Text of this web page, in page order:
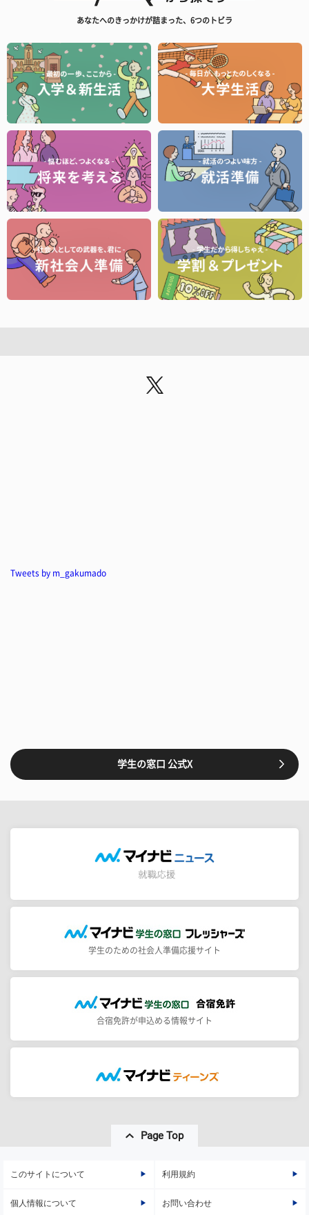
あなたへのきっかけが詰まった、6つのトビラ
Tweets by m_gakumado
学生の窓口 公式X
学生のための社会人準備応援サイト
合宿免許が申込める情報サイト
Page Top
このサイトについて 利用規約
個人情報について お問い合わせ